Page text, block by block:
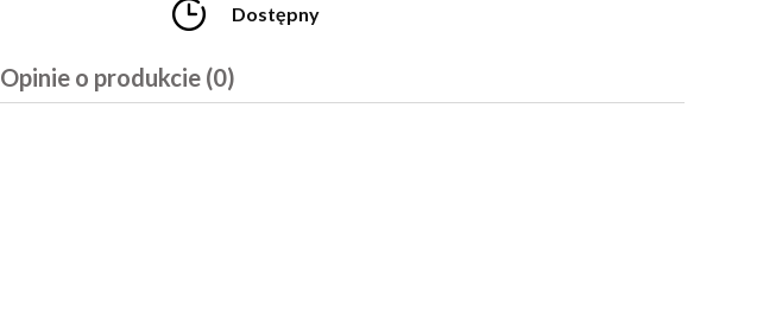
Dostępny
Opinie o produkcie (0)